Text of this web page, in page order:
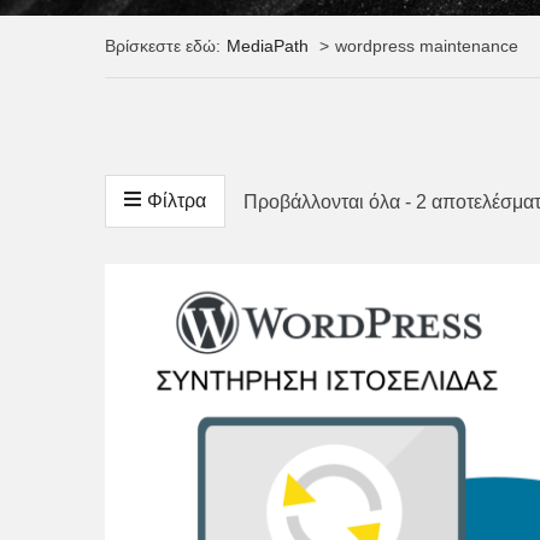
Βρίσκεστε εδώ: MediaPath wordpress maintenance
Φίλτρα Προβάλλονται όλα - 2